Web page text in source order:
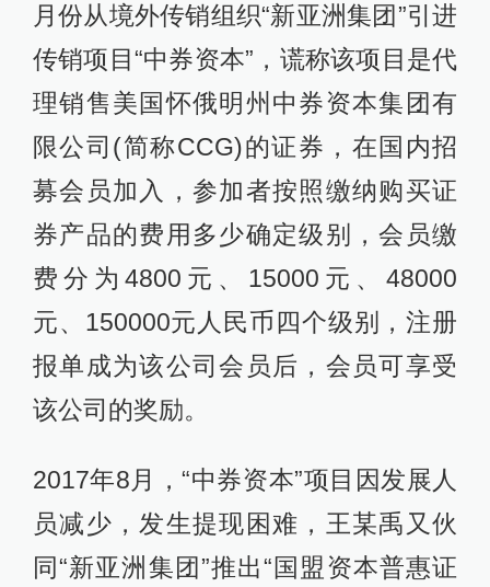
月份从境外传销组织“新亚洲集团”引进
传销项目“中券资本”，谎称该项目是代
理销售美国怀俄明州中券资本集团有
限公司(简称CCG)的证券，在国内招
募会员加入，参加者按照缴纳购买证
券产品的费用多少确定级别，会员缴
费分为4800元、15000元、48000
元、150000元人民币四个级别，注册
报单成为该公司会员后，会员可享受
该公司的奖励。
2017年8月，“中券资本”项目因发展人
员减少，发生提现困难，王某禹又伙
同“新亚洲集团”推出“国盟资本普惠证